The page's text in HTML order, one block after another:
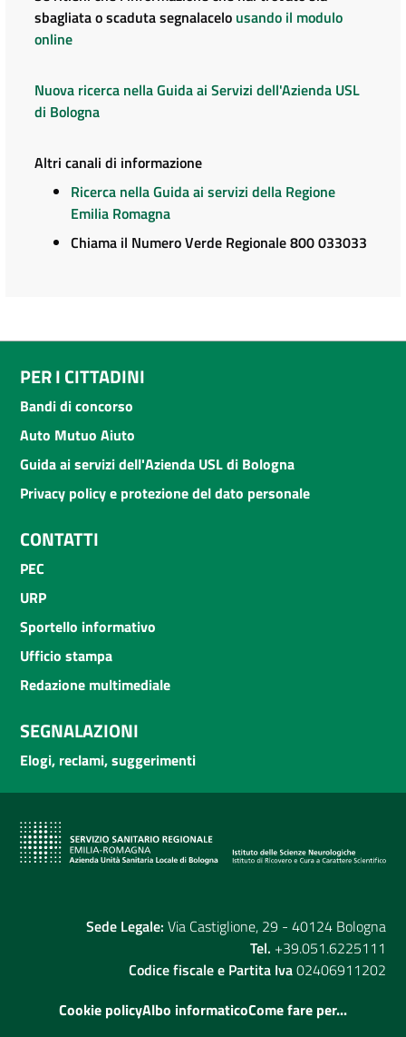
sbagliata o scaduta segnalacelo usando il modulo
online
Nuova ricerca nella Guida ai Servizi dell'Azienda USL
di Bologna
Altri canali di informazione
Ricerca nella Guida ai servizi della Regione
Emilia Romagna
Chiama il Numero Verde Regionale 800 033033
PER I CITTADINI
Bandi di concorso
Auto Mutuo Aiuto
Guida ai servizi dell'Azienda USL di Bologna
Privacy policy e protezione del dato personale
CONTATTI
PEC
URP
Sportello informativo
Ufficio stampa
Redazione multimediale
SEGNALAZIONI
Elogi, reclami, suggerimenti
Sede Legale: Via Castiglione, 29 - 40124 Bologna
Tel. +39.051.6225111
Codice fiscale e Partita Iva02406911202
Cookie policyAlbo informaticoCome fare per...